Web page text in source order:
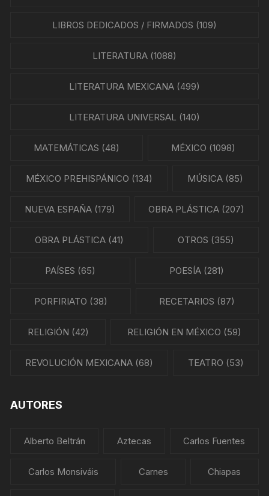
LIBROS DEDICADOS / FIRMADOS (109)
LITERATURA(1088)
LITERATURA MEXICANA(499)
LITERATURA UNIVERSAL (140)
MATEMÁTICAS (48) MÉXICO (1098)
MÉXICO PREHISPÁNICO (134) MÚSICA (85)
NUEVA ESPAÑA(179) OBRA PLÁSTICA (207)
OBRA PLÁSTICA (41) OTROS (355)
PAÍSES (65) POESÍA (281)
PORFIRIATO (38) RECETARIOS (87)
RELIGIÓN (42) RELIGIÓN EN MÉXICO (59)
REVOLUCIÓN MEXICANA (68) TEATRO (53)
AUTORES
Alberto Beltrán Aztecas Carlos Fuentes
Carlos Monsiváis Carnes Chiapas